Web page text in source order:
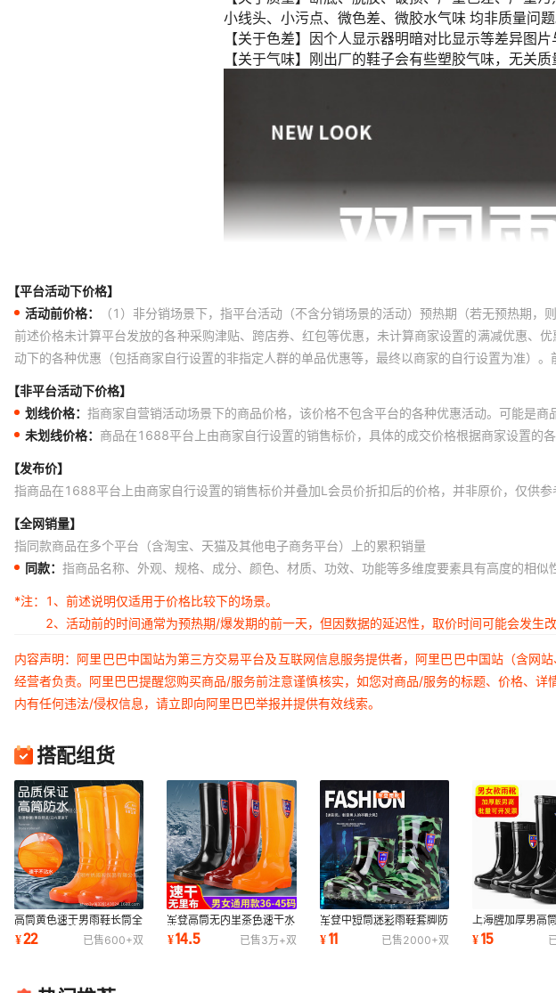
【平台活动下价格】
活动前价格：
（1）非分销场景下，指平台活动（不含分销场景的活动）预热期（若无预热期
前述价格未计算平台发放的各种采购津贴、跨店券、红包等优惠，未计算商家设置的满减优惠、
动下的各种优惠（包括商家自行设置的非指定人群的单品优惠等，最终以商家的自行设置为准）
【非平台活动下价格】
划线价格： 指商家自营销活动场景下的商品价格，该价格不包含平台的各种优惠活动。可能是
未划线价格： 商品在1688平台上由商家自行设置的销售标价，具体的成交价格根据商家设置的
【发布价】
指商品在1688平台上由商家自行设置的销售标价并叠加L会员价折扣后的价格，并非原价，仅供参
【全网销量】
指同款商品在多个平台（含淘宝、天猫及其他电子商务平台）上的累积销量
同款： 指商品名称、外观、规格、成分、颜色、材质、功效、功能等多维度要素具有高度的相似
*注：
1、前述说明仅适用于价格比较下的场景。
2、活动前的时间通常为预热期/爆发期的前一天，但因数据的延迟性，取价时间可能会发生
内容声明：阿里巴巴中国站为第三方交易平台及互联网信息服务提供者，阿里巴巴中国站（含
经营者负责。阿里巴巴提醒您购买商品/服务前注意谨慎核实，如您对商品/服务的标题、价格、
内有任何违法/侵权信息，请立即向阿里巴巴举报并提供有效线索。
搭配组货
高筒黄色速干男雨鞋长筒全
新料无内里胶鞋户外工鞋水
鞋泥工劳保鞋
¥22 已售600+双
军登高筒无内里茶色速干水
鞋长筒黄色防水靴防滑雨鞋
无网布男胶鞋
¥14.5 已售3万+双
军登中短筒迷彩雨鞋套脚防
滑加厚防水鞋厨房水靴雨靴
工矿劳保胶鞋
¥11 已售2000+双
上海牌加厚男高
耐磨厨房男女仿
靴中筒水胶鞋
¥15